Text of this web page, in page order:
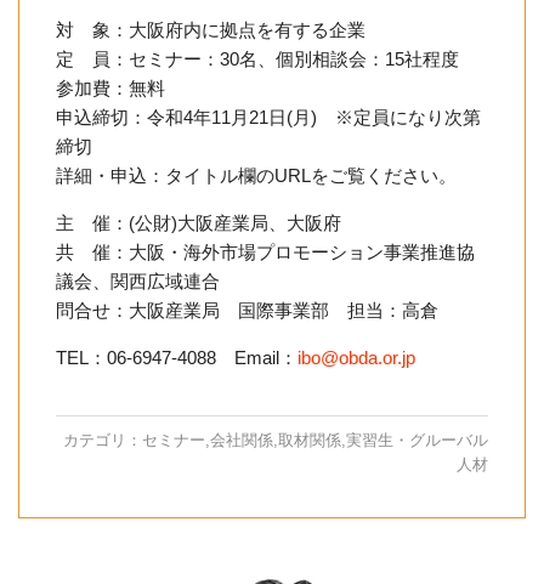
対 象：大阪府内に拠点を有する企業
定 員：セミナー：30名、個別相談会：15社程度
参加費：無料
申込締切：令和4年11月21日(月) ※定員になり次第
締切
詳細・申込：タイトル欄のURLをご覧ください。
主 催：(公財)大阪産業局、大阪府
共 催：大阪・海外市場プロモーション事業推進協
議会、関西広域連合
問合せ：大阪産業局 国際事業部 担当：高倉
TEL：06-6947-4088 Email： ibo@obda.or.jp
カテゴリ： セミナー 会社関係 取材関係 実習生・グルーバル
人材